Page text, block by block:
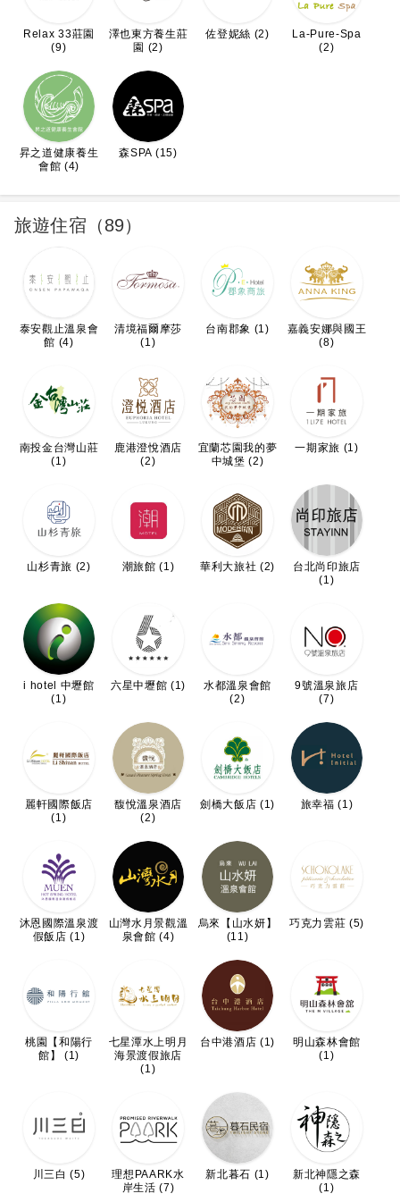
Relax 33莊園
(9)
澤也東方養生莊
園 (2)
佐登妮絲 (2)
La-Pure-Spa
(2)
昇之道健康養生
會館 (4)
森SPA (15)
旅遊住宿（89）
泰安觀止溫泉會
館 (4)
清境福爾摩莎
(1)
台南郡象 (1)
嘉義安娜與國王
(8)
南投金台灣山莊
(1)
鹿港澄悅酒店
(2)
宜蘭芯園我的夢
中城堡 (2)
一期家旅 (1)
山杉青旅 (2) 潮旅館 (1) 華利大旅社 (2)
台北尚印旅店
(1)
i hotel 中壢館
(1)
六星中壢館 (1)
水都溫泉會館
(2)
9號溫泉旅店
(7)
麗軒國際飯店
(1)
馥悅溫泉酒店
(2)
劍橋大飯店 (1) 旅幸福 (1)
沐恩國際溫泉渡
假飯店 (1)
山灣水月景觀溫
泉會館 (4)
烏來【山水妍】
(11)
巧克力雲莊 (5)
桃園【和陽行
館】 (1)
七星潭水上明月
海景渡假旅店
(1)
台中港酒店 (1)
明山森林會館
(1)
川三白 (5)
理想PAARK水
岸生活 (7)
新北暮石 (1)
新北神隱之森
(1)